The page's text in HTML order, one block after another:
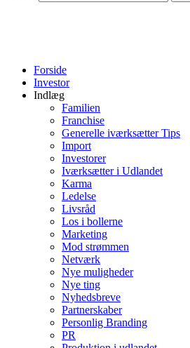
Forside
Investor
Indlæg
Familien
Franchise
Generelle iværksætter Tips
Import
Investorer
Iværksætter i Udlandet
Karma
Ledelse
Livsråd
Los i bollerne
Marketing
Mod strømmen
Netværk
Nye muligheder
Nye ting
Nyhedsbreve
Partnerskaber
Personlig Branding
PR